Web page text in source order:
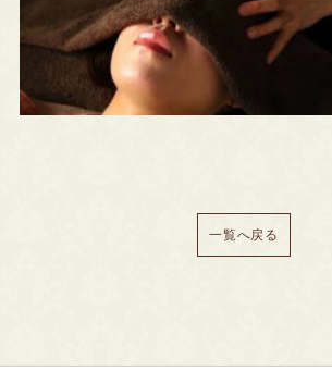
一覧へ戻る